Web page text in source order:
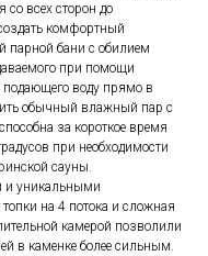
со всех сторон до
комфортный
парной бани с обилием
при помощи
подающего воду прямо в
обычный влажный пар с
за короткое время
при необходимости
сауны.
и уникальными
на 4 потока и сложная
камерой позволили
в каменке более сильным.